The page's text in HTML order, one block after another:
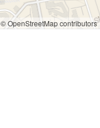
© OpenStreetMap contributors